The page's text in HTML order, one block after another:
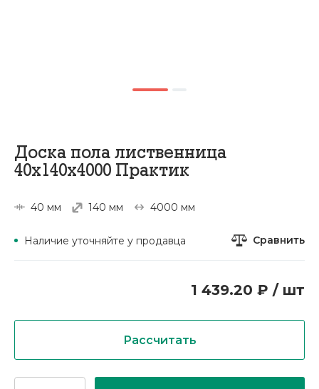
Доска пола лиственница
40х140х4000 Практик
40 мм 140 мм 4000 мм
Наличие уточняйте у продавца Сравнить
1 439.20 ₽ / шт
Рассчитать